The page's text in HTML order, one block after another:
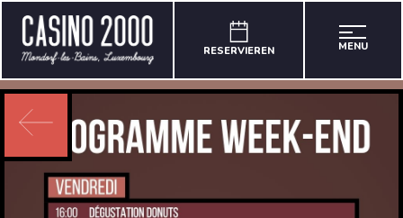
RESERVIEREN MENU